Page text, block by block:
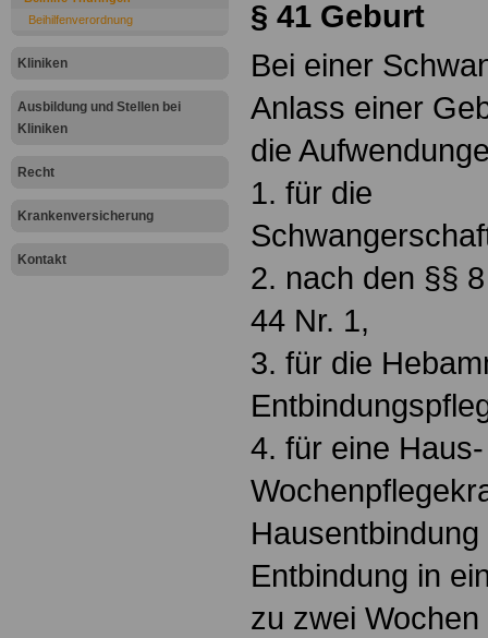
Beihilfenverordnung
Kliniken
Ausbildung und Stellen bei
Kliniken
Recht
Krankenversicherung
Kontakt
§ 41 Geburt
Bei einer
Anlass einer
die
1. für die
2. nach den §§
44 Nr. 1,
3. für die
4. für eine
Entbindung in
zu zwei